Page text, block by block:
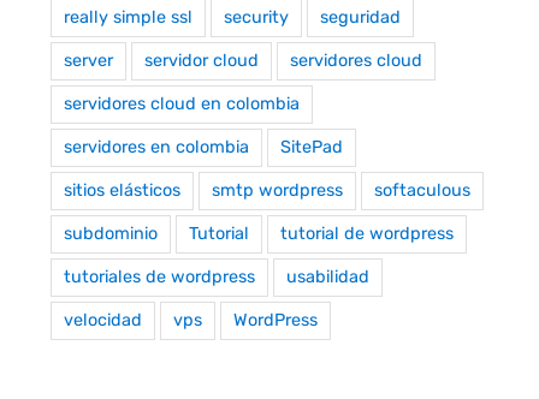
really simple ssl security seguridad
server servidor cloud servidores cloud
servidores cloud en colombia
servidores en colombia SitePad
sitios elásticos smtp wordpress softaculous
subdominio Tutorial tutorial de wordpress
tutoriales de wordpress usabilidad
velocidad vps WordPress